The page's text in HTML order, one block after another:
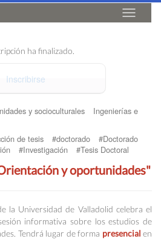
Idioma
ha finalizado.
Inscribirse
y socioculturales
Ingenierías e
de tesis #doctorado
#Doctorado
#Investigación #Tesis Doctoral
y oportunidades"
la Universidad de Valladolid celebra el
informativa sobre los estudios de
Tendrá lugar de forma presencialen